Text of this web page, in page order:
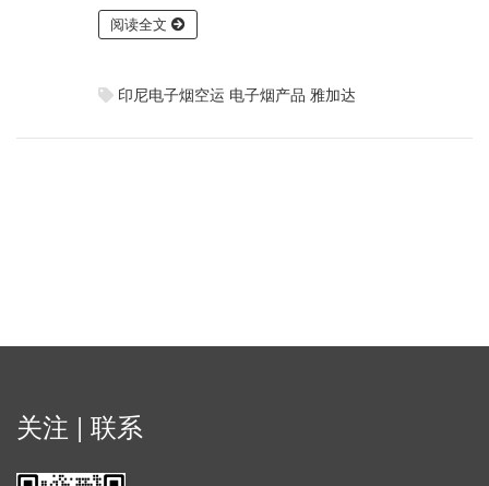
阅读全文
印尼电子烟空运 电子烟产品 雅加达
关注 | 联系